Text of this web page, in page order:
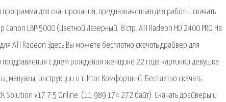
для сканирования, предназначенная для работы. скачать
LBP-5000 (Цветной Лазерный, 8 стр. ATI Radeon HD 2400 PRO На
ATI Radeon Здесь Вы можете бесплатно скачать драйвер для
поздравления с днем рождения женщине 22 года картинки девушка
мануалы, инструкции и т. Итог Комфортный. Бесплатно скачать
Solution v17.7.5 Online. (11 989 174 272 байт). Скачать драйверы и